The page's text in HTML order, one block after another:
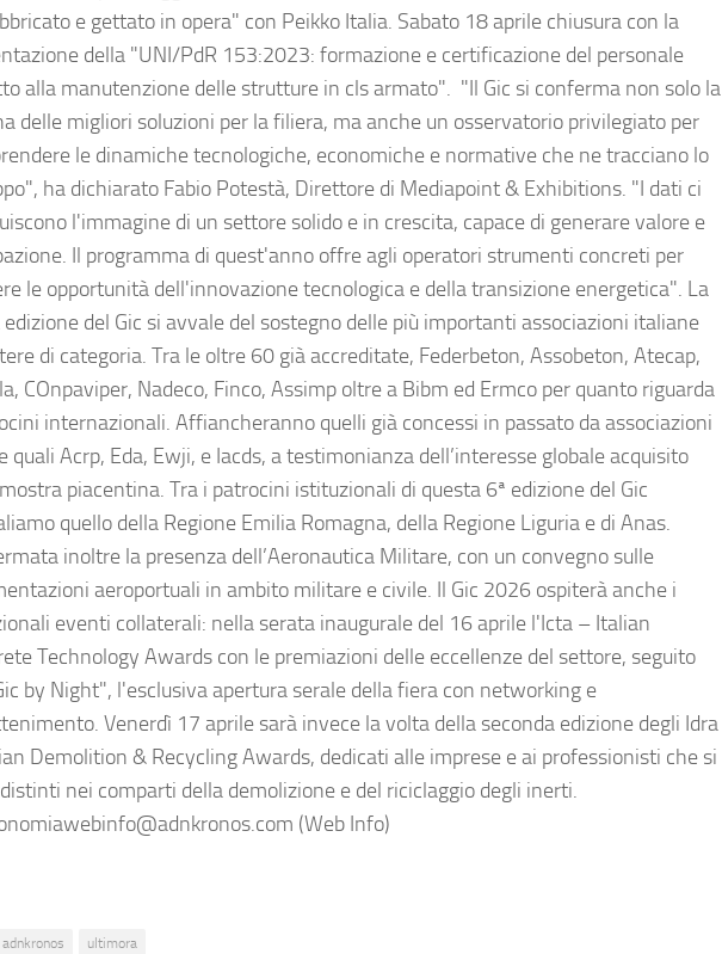
e gettato in opera" con Peikko Italia. Sabato 18 aprile chiusura con la
della "UNI/PdR 153:2023: formazione e certificazione del personale
alla manutenzione delle strutture in cls armato". "Il Gic si conferma non solo la
delle migliori soluzioni per la filiera, ma anche un osservatorio privilegiato per
le dinamiche tecnologiche, economiche e normative che ne tracciano lo
ha dichiarato Fabio Potestà, Direttore di Mediapoint & Exhibitions. "I dati ci
l'immagine di un settore solido e in crescita, capace di generare valore e
Il programma di quest'anno offre agli operatori strumenti concreti per
le opportunità dell'innovazione tecnologica e della transizione energetica". La
edizione del Gic si avvale del sostegno delle più importanti associazioni italiane
di categoria. Tra le oltre 60 già accreditate, Federbeton, Assobeton, Atecap,
COnpaviper, Nadeco, Finco, Assimp oltre a Bibm ed Ermco per quanto riguarda
internazionali. Affiancheranno quelli già concessi in passato da associazioni
quali Acrp, Eda, Ewji, e Iacds, a testimonianza dell’interesse globale acquisito
piacentina. Tra i patrocini istituzionali di questa 6ª edizione del Gic
quello della Regione Emilia Romagna, della Regione Liguria e di Anas.
inoltre la presenza dell’Aeronautica Militare, con un convegno sulle
aeroportuali in ambito militare e civile. Il Gic 2026 ospiterà anche i
eventi collaterali: nella serata inaugurale del 16 aprile l'Icta – Italian
Technology Awards con le premiazioni delle eccellenze del settore, seguito
by Night", l'esclusiva apertura serale della fiera con networking e
Venerdì 17 aprile sarà invece la volta della seconda edizione degli Idra
Demolition & Recycling Awards, dedicati alle imprese e ai professionisti che si
nei comparti della demolizione e del riciclaggio degli inerti.
(Web Info)
adnkronos ultimora